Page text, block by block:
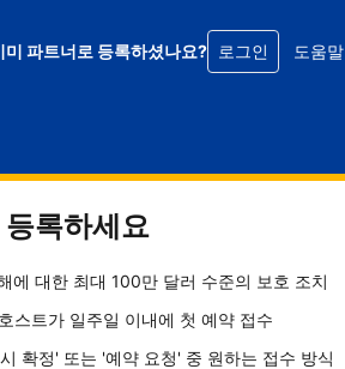
미 파트너로 등록하셨나요? 로그인 도움말
록하세요
에 대한 최대 100만 달러 수준의 보호 조치
스트가 일주일 이내에 첫 예약 접수
확정' 또는 '예약 요청' 중 원하는 접수 방식